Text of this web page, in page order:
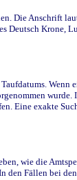
Die Anschrift
exakte
wie die
Fällen bei